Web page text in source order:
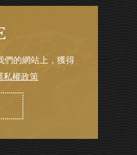
們的網站上，獲得
私權政策